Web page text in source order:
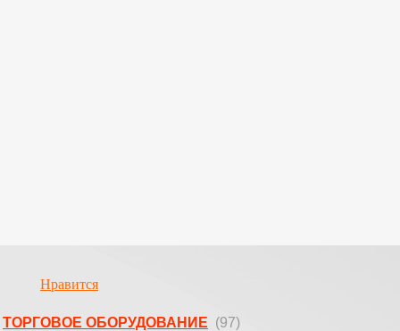
Нравится
ТОРГОВОЕ ОБОРУДОВАНИЕ (97)